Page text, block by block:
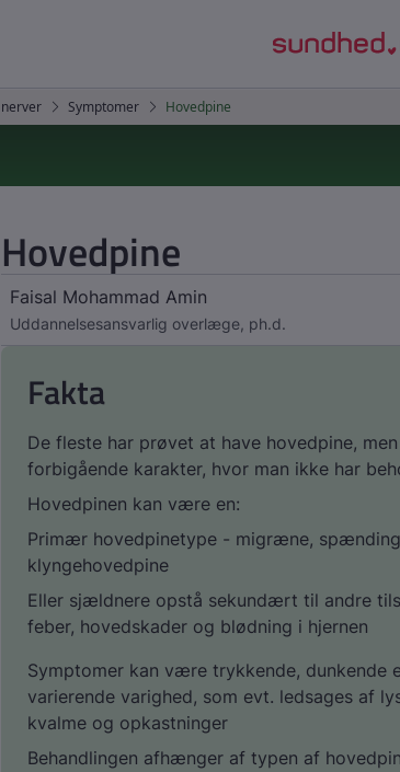
Hovedpine
Faisal Mohammad Amin
Uddannelsesansvarlig overlæge, ph.d.
Fakta
De fleste har prøvet at have hovedpine,
forbigående karakter, hvor man ikke har
Hovedpinen kan være en:
Primær hovedpinetype - migræne,
klyngehovedpine
Eller sjældnere opstå sekundært til andre
feber, hovedskader og blødning i hjernen
Symptomer kan være trykkende, dunkende
varierende varighed, som evt. ledsages af
kvalme og opkastninger
Behandlingen afhænger af typen af